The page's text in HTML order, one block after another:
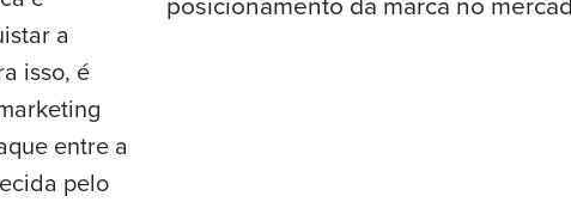
a
isso, é
entre a
pelo